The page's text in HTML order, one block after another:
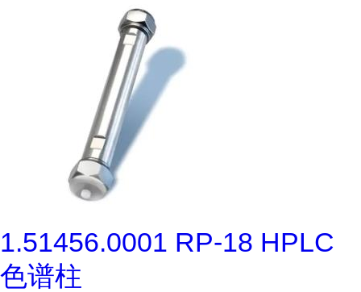
1.51456.0001 RP-18 HPLC
色谱柱